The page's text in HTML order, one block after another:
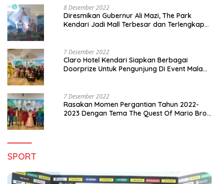
8 Desember 2022
Diresmikan Gubernur Ali Mazi, The Park
Kendari Jadi Mall Terbesar dan Terlengkap
7 Desember 2022
Claro Hotel Kendari Siapkan Berbagai
Doorprize Untuk Pengunjung Di Event Malam
7 Desember 2022
Rasakan Momen Pergantian Tahun 2022-
2023 Dengan Tema The Quest Of Mario Bros
SPORT